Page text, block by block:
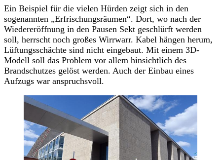
Ein Beispiel für die vielen Hürden zeigt sich in den
sogenannten „Erfrischungsräumen“. Dort, wo nach der
Wiedereröffnung in den Pausen Sekt geschlürft werden
soll, herrscht noch großes Wirrwarr. Kabel hängen herum,
Lüftungsschächte sind nicht eingebaut. Mit einem 3D-
Modell soll das Problem vor allem hinsichtlich des
Brandschutzes gelöst werden. Auch der Einbau eines
Aufzugs war anspruchsvoll.